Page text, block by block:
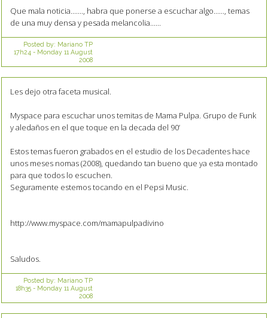
Que mala noticia......., habra que ponerse a escuchar algo......, temas
de una muy densa y pesada melancolia......
Posted by: Mariano TP
17h24 - Monday 11 August
2008
Les dejo otra faceta musical.
Myspace para escuchar unos temitas de Mama Pulpa. Grupo de Funk
y aledaños en el que toque en la decada del 90’
Estos temas fueron grabados en el estudio de los Decadentes hace
unos meses nomas (2008), quedando tan bueno que ya esta montado
para que todos lo escuchen.
Seguramente estemos tocando en el Pepsi Music.
http://www.myspace.com/mamapulpadivino
Saludos.
Posted by: Mariano TP
18h35- Monday 11 August
2008